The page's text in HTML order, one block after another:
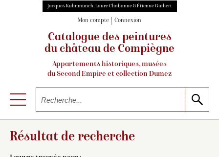
Jacques Kuhnmunch, Laure Chabanne & Étienne Guibert
Mon compte Connexion
Catalogue des peintures
du château de Compiègne
Appartements historiques, musées
du Second Empire et collection Dumez
Résultat de recherche